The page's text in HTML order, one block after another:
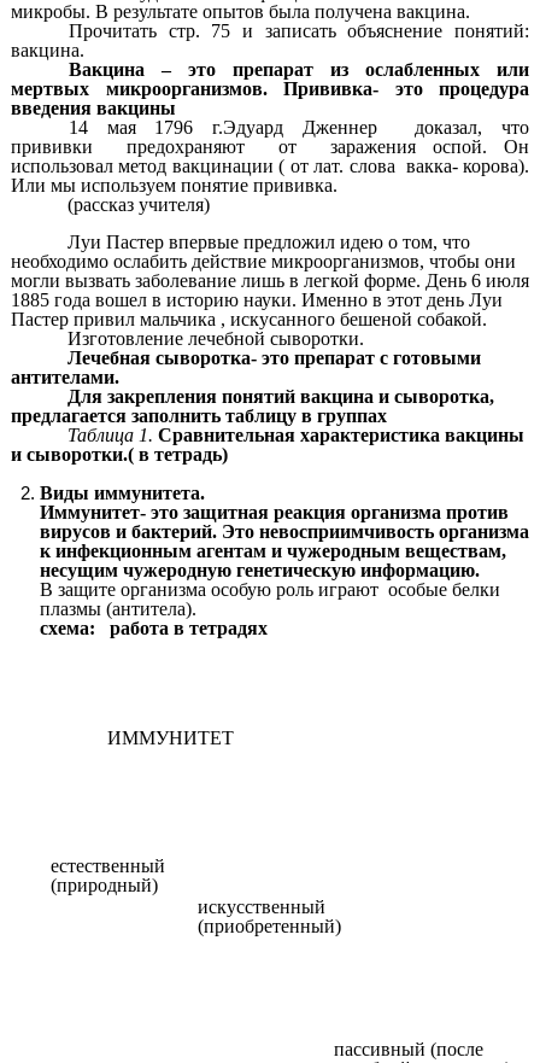
микробы. В результате опытов была получена вакцина.
Прочитать стр. 75 и записать объяснение понятий:
вакцина.
Вакцина – это препарат из ослабленных или
мертвых микроорганизмов. Прививка- это процедура
введения вакцины
14 мая 1796 г.Эдуард Дженнер доказал, что
прививки предохраняют от заражения оспой. Он
использовал метод вакцинации ( от лат. слова вакка- корова).
Или мы используем понятие прививка.
(рассказ учителя)
Луи Пастер впервые предложил идею о том, что
необходимо ослабить действие микроорганизмов, чтобы они
могли вызвать заболевание лишь в легкой форме. День 6 июля
1885 года вошел в историю науки. Именно в этот день Луи
Пастер привил мальчика , искусанного бешеной собакой.
Изготовление лечебной сыворотки.
Лечебная сыворотка- это препарат с готовыми
антителами.
Для закрепления понятий вакцина и сыворотка,
предлагается заполнить таблицу в группах
Таблица 1. Сравнительная характеристика вакцины
и сыворотки.( в тетрадь)
Виды иммунитета.
Иммунитет- это защитная реакция организма против
вирусов и бактерий. Это невосприимчивость организма
к инфекционным агентам и чужеродным веществам,
несущим чужеродную генетическую информацию.
В защите организма особую роль играют особые белки
плазмы (антитела).
схема: работа в тетрадях
ИММУНИТЕТ
естественный
(природный)
искусственный
(приобретенный)
пассивный (после